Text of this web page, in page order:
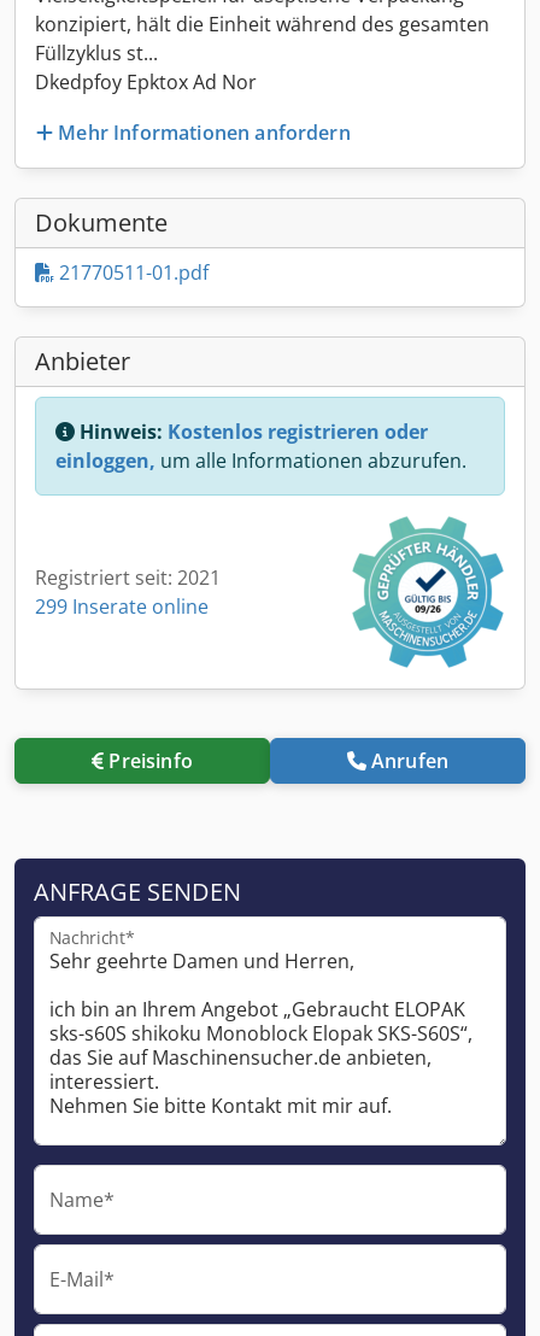
konzipiert, hält die Einheit während des gesamten
Füllzyklus st...
Dkedpfoy Epktox Ad Nor
Mehr Informationen anfordern
Dokumente
21770511-01.pdf
Anbieter
Hinweis: Kostenlos registrieren oder
einloggen, um alle Informationen abzurufen.
Registriert seit: 2021
299 Inserate online
Preisinfo Anrufen
ANFRAGE SENDEN
Nachricht*
Name*
E-Mail*